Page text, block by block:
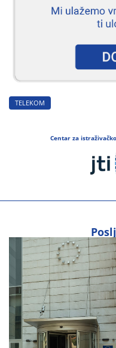
TELEKOM
Centar za